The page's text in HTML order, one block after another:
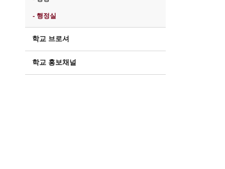
- 행정실
학교 브로셔
학교 홍보채널